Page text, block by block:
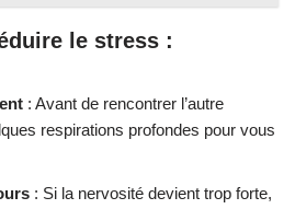
le stress :
: Avant de rencontrer l’autre
respirations profondes pour vous
: Si la nervosité devient trop forte,